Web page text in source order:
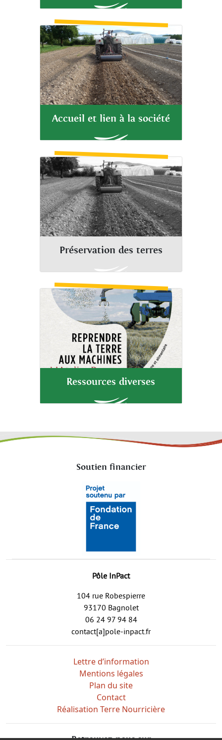
Accueil et lien à la société
Préservation des terres
Ressources diverses
Soutien financier
Pôle InPact
104 rue Robespierre
93170 Bagnolet
06 24 97 94 84
contact[a]pole-inpact.fr
Lettre d’information
Mentions légales
Plan du site
Contact
Réalisation Terre Nourricière